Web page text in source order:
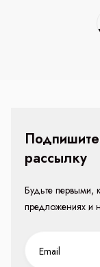
рассылку
Будьте первыми,
предложениях и